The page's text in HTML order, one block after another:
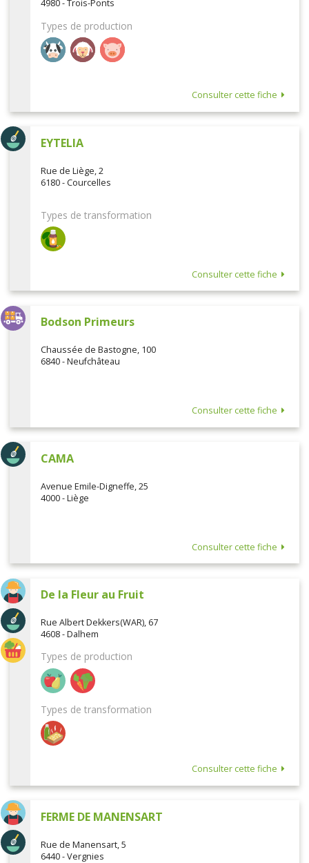
4980 - Trois-Ponts
Types de production
Consulter cette fiche
EYTELIA
Rue de Liège, 2
6180 - Courcelles
Types de transformation
Consulter cette fiche
Bodson Primeurs
Chaussée de Bastogne, 100
6840 - Neufchâteau
Consulter cette fiche
CAMA
Avenue Emile-Digneffe, 25
4000 - Liège
Consulter cette fiche
De la Fleur au Fruit
Rue Albert Dekkers(WAR), 67
4608 - Dalhem
Types de production
Types de transformation
Consulter cette fiche
FERME DE MANENSART
Rue de Manensart, 5
6440 - Vergnies